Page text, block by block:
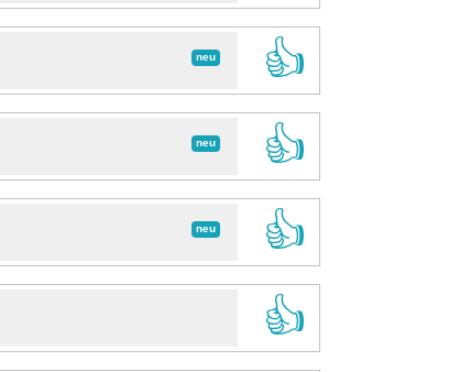
neu
👍
neu
👍
neu
👍
👍